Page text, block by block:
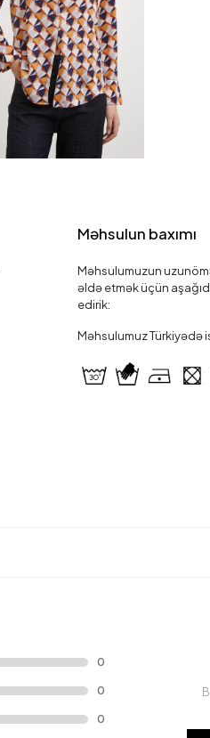
Məhsulun baxımı
Məhsulumuzun
əldə etmək üçün
edirik:
Məhsulumuz Türkiyədə
0
0
0